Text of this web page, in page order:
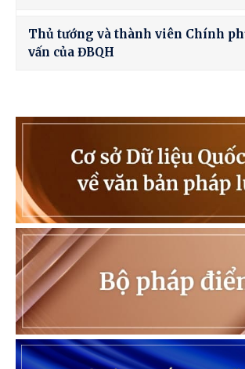
Thủ tướng và thành viên Chính
vấn của ĐBQH